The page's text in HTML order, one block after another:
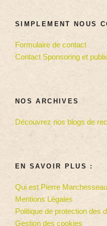
SIMPLEMENT NOUS
Formulaire de contact
Contact Sponsoring et
NOS ARCHIVES
Découvrez nos blogs de
EN SAVOIR PLUS :
Qui est Pierre
Mentions Légales
Politique de protection des
Gestion des cookies